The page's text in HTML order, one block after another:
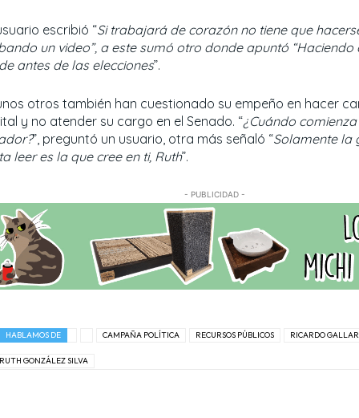
escribió “Si trabajará de corazón no tiene que
un video”, a este sumó otro donde apuntó
antes de las elecciones”.
otros también han cuestionado su empeño en hacer
y no atender su cargo en el Senado. “¿Cuándo
”, preguntó un usuario, otra más señaló “Solamente la
leer es la que cree en ti, Ruth”.
- PUBLICIDAD -
HABLAMOS DE CAMPAÑA POLÍTICA RECURSOS PÚBLICOS RICARDO
GONZÁLEZ SILVA